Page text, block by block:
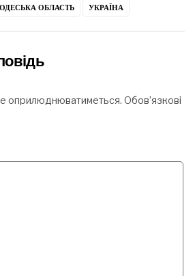
ОБЛАСТЬ УКРАЇНА
оприлюднюватиметься. Обов’язкові